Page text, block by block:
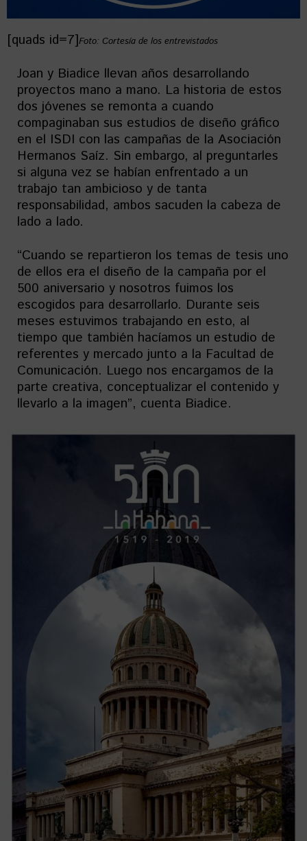
[quads id=7]Foto: Cortesía de los entrevistados
Joan y Biadice llevan años desarrollando
proyectos mano a mano. La historia de estos
dos jóvenes se remonta a cuando
compaginaban sus estudios de diseño gráfico
en el ISDI con las campañas de la Asociación
Hermanos Saíz. Sin embargo, al preguntarles
si alguna vez se habían enfrentado a un
trabajo tan ambicioso y de tanta
responsabilidad, ambos sacuden la cabeza de
lado a lado.
“Cuando se repartieron los temas de tesis uno
de ellos era el diseño de la campaña por el
500 aniversario y nosotros fuimos los
escogidos para desarrollarlo. Durante seis
meses estuvimos trabajando en esto, al
tiempo que también hacíamos un estudio de
referentes y mercado junto a la Facultad de
Comunicación. Luego nos encargamos de la
parte creativa, conceptualizar el contenido y
llevarlo a la imagen”, cuenta Biadice.